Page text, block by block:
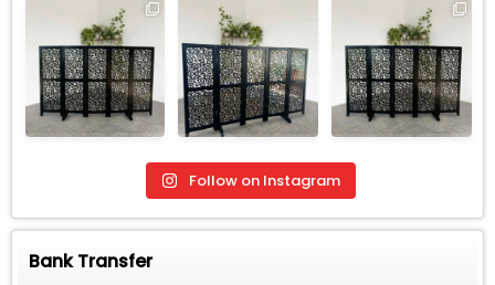
Follow on Instagram
Bank Transfer